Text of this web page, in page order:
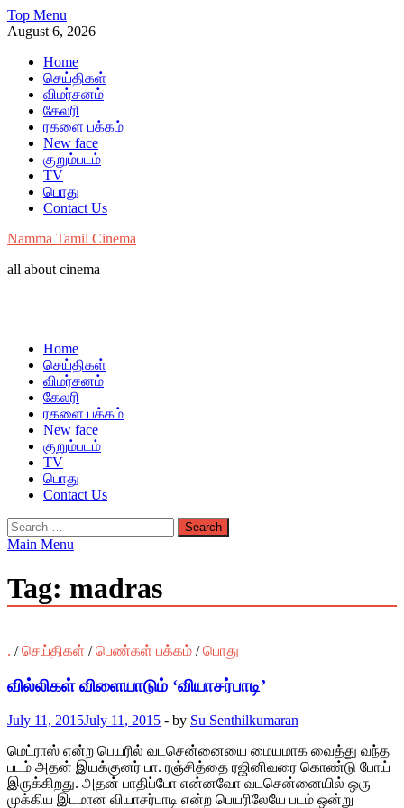
Skip
to
Top Menu
August 6, 2026
Home
செய்திகள்
விமர்சனம்
கேலரி
ரகளை பக்கம்
New face
குறும்படம்
TV
பொது
Contact Us
Namma Tamil Cinema
all about cinema
Home
செய்திகள்
விமர்சனம்
கேலரி
ரகளை பக்கம்
New face
குறும்படம்
TV
பொது
Contact Us
Search
for:
Main Menu
Tag: madras
. /செய்திகள் /பெண்கள் பக்கம் /பொது
வில்லிகள் விளையாடும் ‘வியாசர்பாடி’
July 11, 2015July 11, 2015 - by Su Senthilkumaran
மெட்ராஸ் என்ற பெயரில் வடசென்னையை மையமாக வைத்து வந்த
படம் அதன் இயக்குனர் பா. ரஞ்சித்தை ரஜினிவரை கொண்டு போய்
இருக்கிறது. அதன் பாதிப்போ என்னவோ வடசென்னையில் ஒரு
முக்கிய இடமான வியாசர்பாடி என்ற பெயரிலேயே படம் ஒன்று